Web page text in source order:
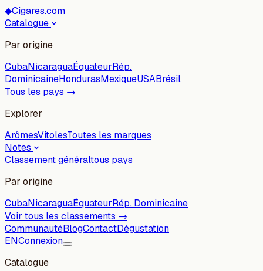
◆Cigares.com
Catalogue
Par origine
CubaNicaraguaÉquateurRép.
DominicaineHondurasMexiqueUSABrésil
Tous les pays →
Explorer
ArômesVitolesToutes les marques
Notes
Classement généraltous pays
Par origine
CubaNicaraguaÉquateurRép. Dominicaine
Voir tous les classements →
CommunautéBlogContactDégustation
ENConnexion
Catalogue